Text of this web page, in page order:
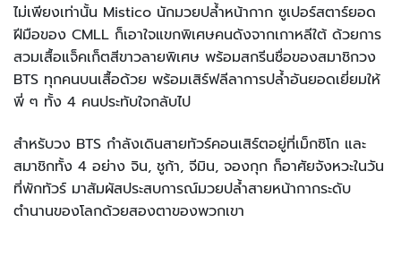
ไม่เพียงเท่านั้น Mistico นักมวยปล้ำหน้ากาก ซูเปอร์สตาร์ยอด
ฝีมือของ CMLL ก็เอาใจแขกพิเศษคนดังจากเกาหลีใต้ ด้วยการ
สวมเสื้อแจ็คเก็ตสีขาวลายพิเศษ พร้อมสกรีนชื่อของสมาชิกวง
BTS ทุกคนบนเสื้อด้วย พร้อมเสิร์ฟลีลาการปล้ำอันยอดเยี่ยมให้
พี่ ๆ ทั้ง 4 คนประทับใจกลับไป
สำหรับวง BTS กำลังเดินสายทัวร์คอนเสิร์ตอยู่ที่เม็กซิโก และ
สมาชิกทั้ง 4 อย่าง จิน, ชูก้า, จีมิน, จองกุก ก็อาศัยจังหวะในวัน
ที่พักทัวร์ มาสัมผัสประสบการณ์มวยปล้ำสายหน้ากากระดับ
ตำนานของโลกด้วยสองตาของพวกเขา